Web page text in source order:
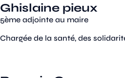
Ghislaine pieux
5ème adjointe au maire
Chargée de la santé, des